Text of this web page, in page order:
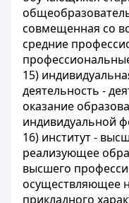
совмещенная со
средние
15)
деятельность -
оказание
индивидуальной
16) институт -
реализующее
высшего
осуществляющее
прикладного